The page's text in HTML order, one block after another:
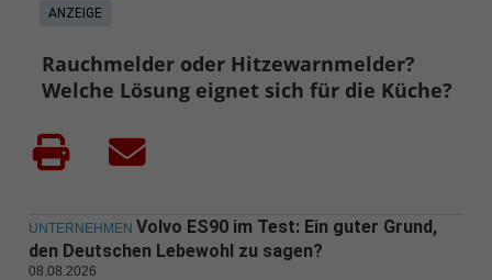
ANZEIGE
Rauchmelder oder Hitzewarnmelder?
Welche Lösung eignet sich für die Küche?
UNTERNEHMEN Volvo ES90 im Test: Ein guter Grund,
den Deutschen Lebewohl zu sagen?
08.08.2026